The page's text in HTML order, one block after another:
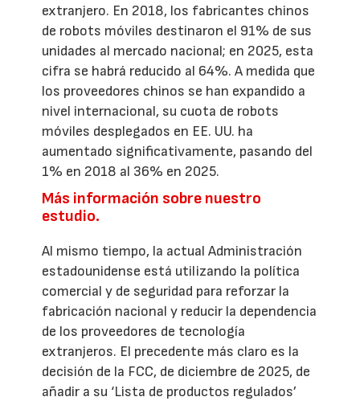
extranjero. En 2018, los fabricantes chinos
de robots móviles destinaron el 91% de sus
unidades al mercado nacional; en 2025, esta
cifra se habrá reducido al 64%. A medida que
los proveedores chinos se han expandido a
nivel internacional, su cuota de robots
móviles desplegados en EE. UU. ha
aumentado significativamente, pasando del
1% en 2018 al 36% en 2025.
Más información sobre nuestro
estudio.
Al mismo tiempo, la actual Administración
estadounidense está utilizando la política
comercial y de seguridad para reforzar la
fabricación nacional y reducir la dependencia
de los proveedores de tecnología
extranjeros. El precedente más claro es la
decisión de la FCC, de diciembre de 2025, de
añadir a su ‘Lista de productos regulados’